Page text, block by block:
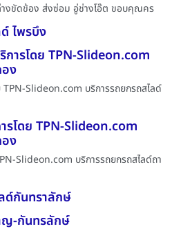
งขัดข้อง ส่งซ่อม อู่ช่างโอ๊ต ขอบคุณคร
ไพรบึง
ารโดย TPN-Slideon.com
ง
TPN-Slideon.com บริการรถยกรถสไลด์
รโดย TPN-Slideon.com
ง
Slideon.com บริการรถยกรถสไลด์ถา
ด์กันทราลักษ์
ญ-กันทรลักษ์